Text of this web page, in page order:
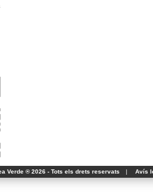
Verde ® 2026 - Tots els drets reservats | Avís